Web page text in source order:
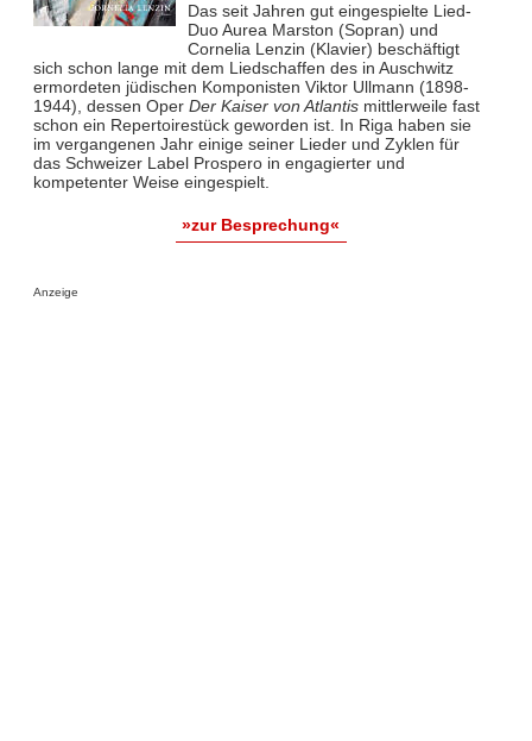
Das seit Jahren gut eingespielte Lied-
Duo Aurea Marston (Sopran) und
Cornelia Lenzin (Klavier) beschäftigt
sich schon lange mit dem Liedschaffen des in Auschwitz
ermordeten jüdischen Komponisten Viktor Ullmann (1898-
1944), dessen Oper Der Kaiser von Atlantismittlerweile fast
schon ein Repertoirestück geworden ist. In Riga haben sie
im vergangenen Jahr einige seiner Lieder und Zyklen für
das Schweizer Label Prospero in engagierter und
kompetenter Weise eingespielt.
»zur Besprechung«
Anzeige